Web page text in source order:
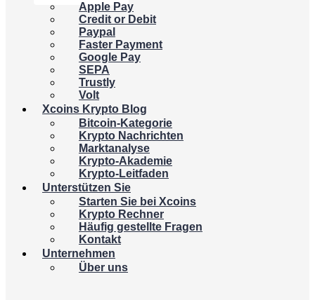
Apple Pay
Credit or Debit
Paypal
Faster Payment
Google Pay
SEPA
Trustly
Volt
Xcoins Krypto Blog
Bitcoin-Kategorie
Krypto Nachrichten
Marktanalyse
Krypto-Akademie
Krypto-Leitfaden
Unterstützen Sie
Starten Sie bei Xcoins
Krypto Rechner
Häufig gestellte Fragen
Kontakt
Unternehmen
Über uns